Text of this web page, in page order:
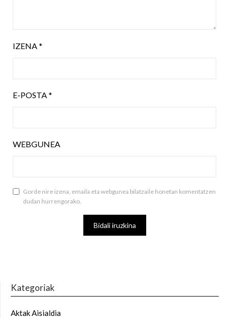
IZENA*
E-POSTA*
WEBGUNEA
Gorde nire izena, emaila eta webgunea bilatzaile honetan komentatzen
dudan hurrengorako.
Kategoriak
Aktak Aisialdia